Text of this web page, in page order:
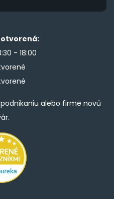
- 18:00
alebo firme novú